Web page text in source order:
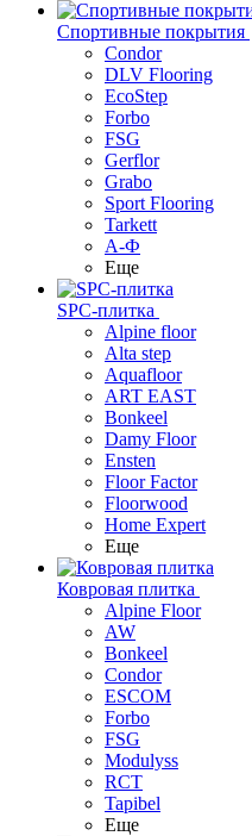
Спортивные покрытия
Condor
DLV Flooring
EcoStep
Forbo
FSG
Gerflor
Grabo
Sport Flooring
Tarkett
А-Ф
Еще
SPC-плитка
Alpine floor
Alta step
Aquafloor
ART EAST
Bonkeel
Damy Floor
Ensten
Floor Factor
Floorwood
Home Expert
Еще
Ковровая плитка
Alpine Floor
AW
Bonkeel
Condor
ESCOM
Forbo
FSG
Modulyss
RCT
Tapibel
Еще